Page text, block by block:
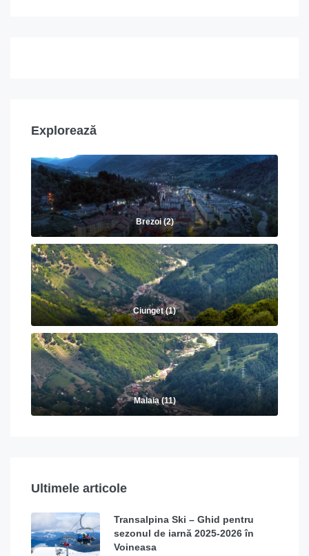
Explorează
Brezoi (2)
Ciunget (1)
Malaia (11)
Ultimele articole
Transalpina Ski – Ghid pentru
sezonul de iarnă 2025-2026 în
Voineasa